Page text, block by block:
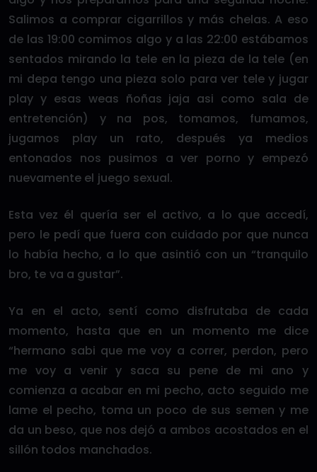
Salimos a comprar cigarrillos y más chelas. A eso
de las 19:00 comimos algo y a las 22:00 estábamos
sentados mirando la tele en la pieza de la tele (en
mi depa tengo una pieza solo para ver tele y jugar
play y esas weas ñoñas jaja asi como sala de
entretención) y na pos, tomamos, fumamos,
jugamos play un rato, después ya medios
entonados nos pusimos a ver porno y empezó
nuevamente el juego sexual.
Esta vez él quería ser el activo, a lo que accedí,
pero le pedí que fuera con cuidado por que nunca
lo había hecho, a lo que asintió con un “tranquilo
bro, te va a gustar”.
Ya en el acto, sentí como disfrutaba de cada
momento, hasta que en un momento me dice
“hermano sabi que me voy a correr, perdon, pero
me voy a venir y saca su pene de mi ano y
comienza a acabar en mi pecho, acto seguido me
lame el pecho, toma un poco de sus semen y me
da un beso, que nos dejó a ambos acostados en el
sillón todos manchados.